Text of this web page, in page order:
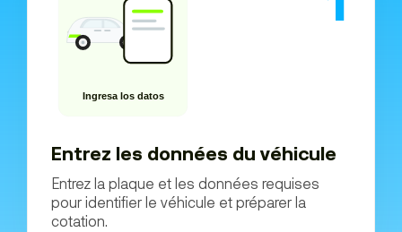
Entrez les données du véhicule
Entrez la plaque et les données requises
pour identifier le véhicule et préparer la
cotation.